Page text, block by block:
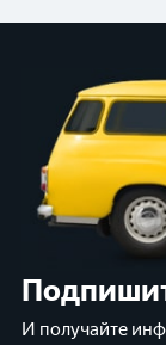
И получайте